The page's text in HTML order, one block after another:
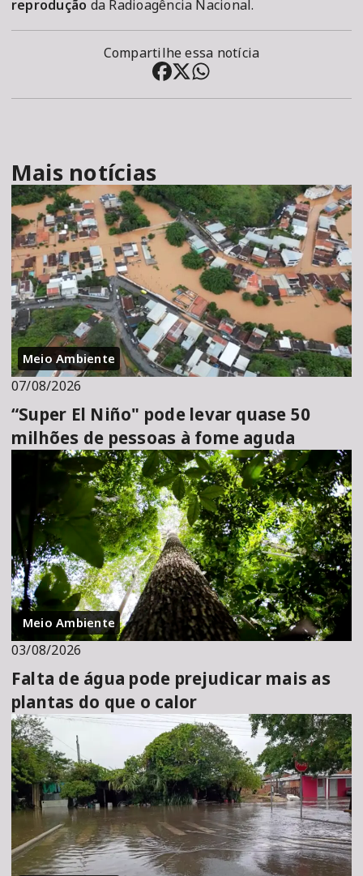
reprodução da Radioagência Nacional.
Compartilhe essa notícia
Mais notícias
Meio Ambiente
07/08/2026
“Super El Niño" pode levar quase 50
milhões de pessoas à fome aguda
Meio Ambiente
03/08/2026
Falta de água pode prejudicar mais as
plantas do que o calor